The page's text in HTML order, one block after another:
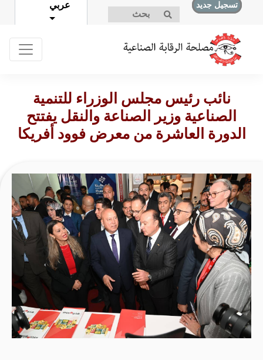
تسجيل جديد
تسجيل الدخول
عربي
نائب رئيس مجلس الوزراء للتنمية
الصناعية وزير الصناعة والنقل يفتتح
الدورة العاشرة من معرض فوود أفريكا